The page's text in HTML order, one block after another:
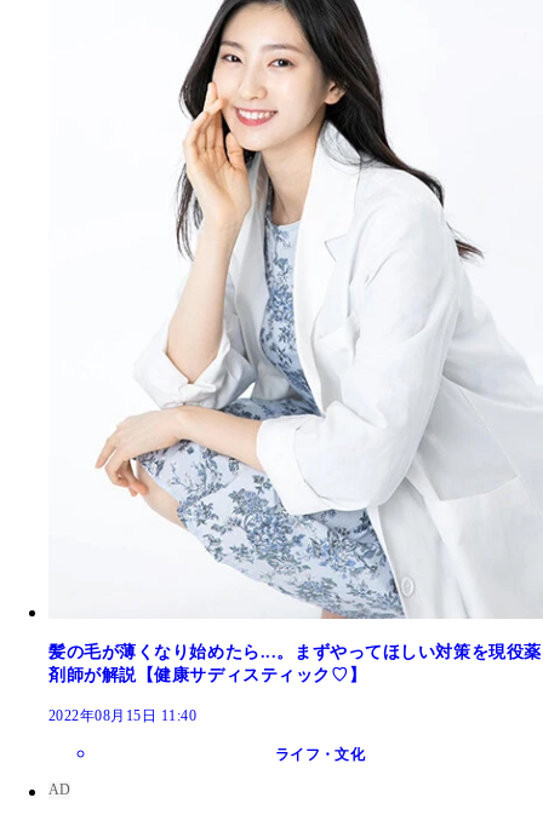
髪の毛が薄くなり始めたら...。まずやってほしい対策を現役薬
剤師が解説【健康サディスティック♡】
2022年08月15日 11:40
ライフ・文化